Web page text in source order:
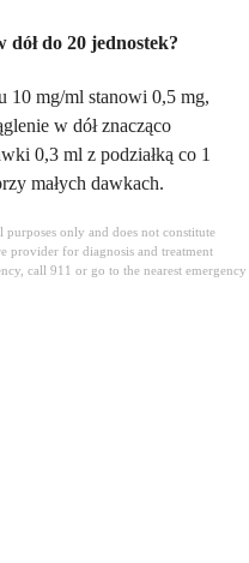
do 20 jednostek?
10 mg/ml stanowi 0,5 mg,
w dół znacząco
0,3 ml z podziałką co 1
małych dawkach.
only and does not constitute
provider for diagnosis and treatment
call 911 or go to the nearest emergency